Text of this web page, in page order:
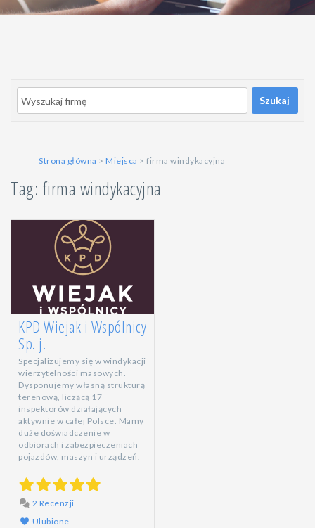
Szukaj
Strona główna > Miejsca > firma windykacyjna
Tag: firma windykacyjna
KPD Wiejak i Wspólnicy
Sp. j.
Specjalizujemy się w windykacji
wierzytelności masowych.
Dysponujemy własną strukturą
terenową, liczącą 17
inspektorów działających
aktywnie w całej Polsce. Mamy
duże doświadczenie w
odbiorach i zabezpieczeniach
pojazdów, maszyn i urządzeń.
2 Recenzji
Ulubione